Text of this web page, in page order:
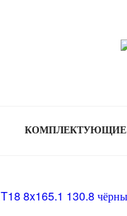
КОМПЛЕКТУЮЩИЕ